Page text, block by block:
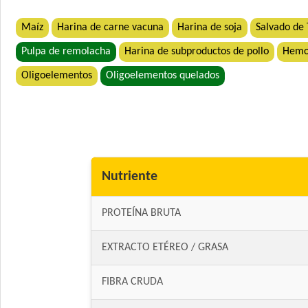
Maíz Harina de carne vacuna Harina de soja Salvado de
Pulpa de remolacha Harina de subproductos de pollo
Oligoelementos Oligoelementos quelados
Nutriente
PROTEÍNA BRUTA
EXTRACTO ETÉREO / GRASA
FIBRA CRUDA